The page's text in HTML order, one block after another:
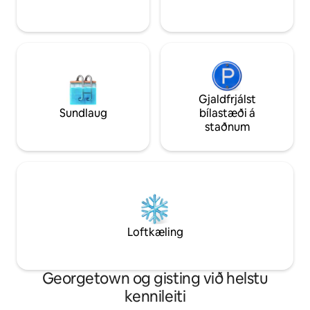
Sundlaug
Gjaldfrjálst
bílastæði á
staðnum
Loftkæling
Georgetown og gisting við helstu
kennileiti